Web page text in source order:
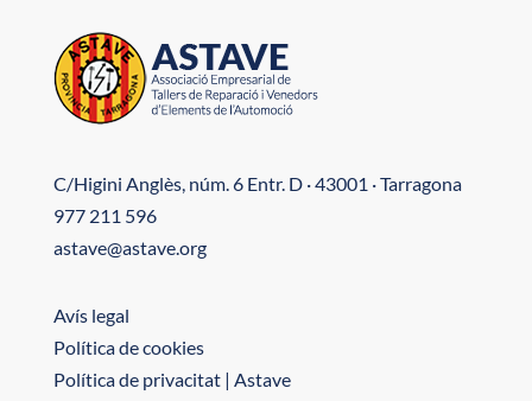
C/Higini Anglès, núm. 6 Entr. D · 43001 · Tarragona
977 211 596
astave@astave.org
Avís legal
Política de cookies
Política de privacitat | Astave